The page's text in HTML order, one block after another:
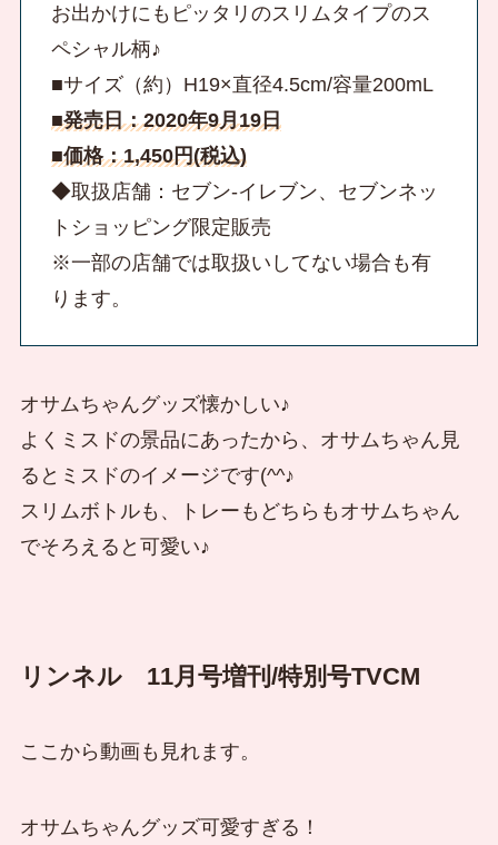
お出かけにもピッタリのスリムタイプのス
ペシャル柄♪
■サイズ（約）H19×直径4.5cm/容量200mL
■発売日：2020年9月19日
■価格：1,450円(税込)
◆取扱店舗：セブン‐イレブン、セブンネッ
トショッピング限定販売
※一部の店舗では取扱いしてない場合も有
ります。
オサムちゃんグッズ懐かしい♪
よくミスドの景品にあったから、オサムちゃん見
るとミスドのイメージです(^^♪
スリムボトルも、トレーもどちらもオサムちゃん
でそろえると可愛い♪
リンネル 11月号増刊/特別号TVCM
ここから動画も見れます。
オサムちゃんグッズ可愛すぎる！